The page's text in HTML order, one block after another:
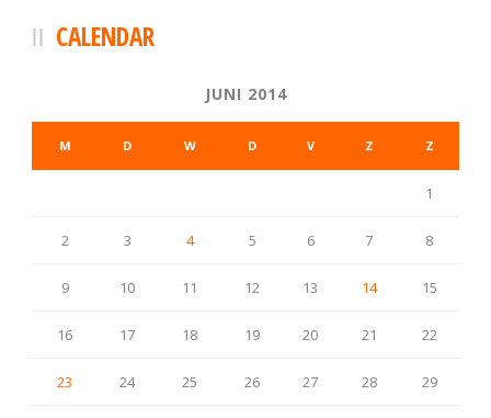
CALENDAR
JUNI 2014
M D W D V Z Z
1
2 3 4 5 6 7 8
9 10 11 12 13 14 15
16 17 18 19 20 21 22
23 24 25 26 27 28 29